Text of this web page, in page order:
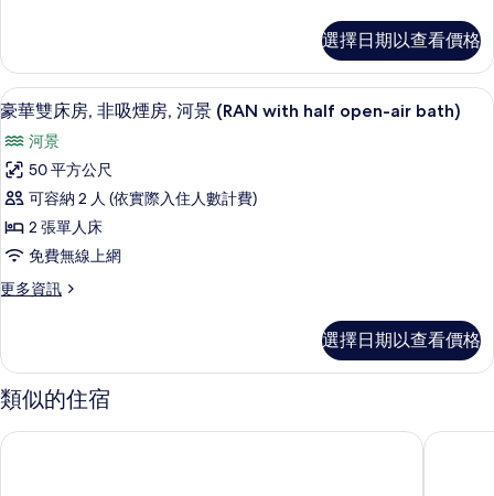
房,
河
景
(KOCHO,
Japanese-
Style
Room
w/
Terrace)
的
有
相
片
雙
床
房,
吸
煙
房,
河
景
(KOCHO,
Japanese-
Style
的
詳
情
選擇日期以查看價格
顯
豪
華
雙
床
非
煙
房,
河
景
高級寢具、羽絨被、客房內保險箱、書
8
豪華雙床房, 非吸煙房, 河景 (RAN with half open-air bath)
河景
50 平方公尺
可容納 2 人 (依實際入住人數計費)
2 張單人床
免費無線上網
更多資訊
更
雙
床
房,
吸
選擇日期以查看價格
類似的住宿
御宿野乃居七條自然溫泉飯店 京都嵐